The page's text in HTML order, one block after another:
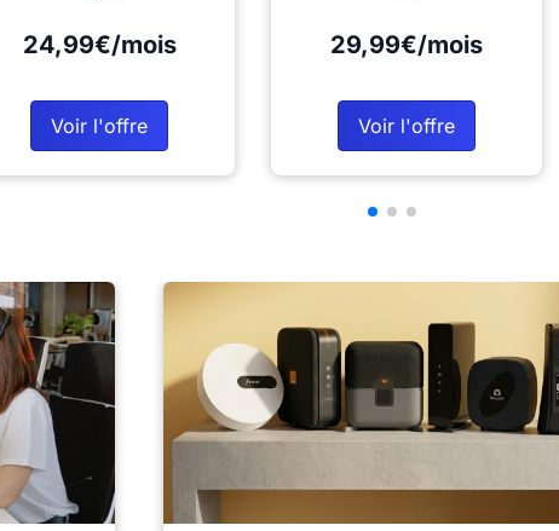
24,99€/mois
Voir l'offre
29,99€/mois
Voir l'offre